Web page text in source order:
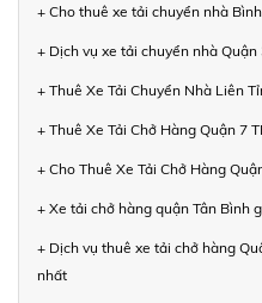
+ Cho thuê xe tải chuyển nhà
+ Dịch vụ xe tải chuyển nhà Quận
+ Thuê Xe Tải Chuyển Nhà Liên
+ Thuê Xe Tải Chở Hàng Quận 7
+ Cho Thuê Xe Tải Chở Hàng
+ Xe tải chở hàng quận Tân Bình
+ Dịch vụ thuê xe tải chở hàng
nhất